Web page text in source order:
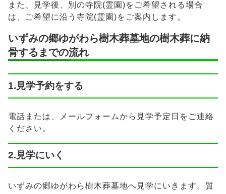
また、見学後、別の寺院(霊園)をご希望される場合
は、ご希望に沿う寺院(霊園)をご案内します。
いずみの郷ゆがわら樹木葬墓地の樹木葬に納
骨するまでの流れ
1.見学予約をする
電話または、メールフォームから見学予定日をご連絡
ください。
2.見学にいく
いずみの郷ゆがわら樹木葬墓地へ見学にいきます。質